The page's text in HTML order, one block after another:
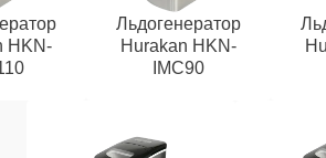
HKN-
Льдогенератор
Hurakan HKN-
IMC90